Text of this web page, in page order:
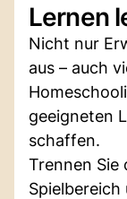
Lernen
Nicht nur
aus – auch
geeigneten
schaffen.
Trennen Sie
Spielbereich